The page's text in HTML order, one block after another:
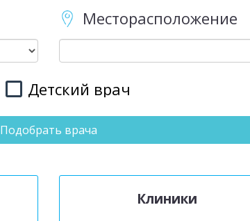
Месторасположение
Детский врач
Подобрать врача
Клиники